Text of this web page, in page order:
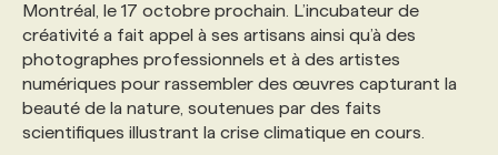
PRIX ET DISTINCTIONS
TENDANCES
GEO/SEO
ÉVÉNEMENTIEL
FAQ
ANNONCEZ AVEC NOUS
FORMATIONS PERSONNALISÉES
NOS FORMATEUR‧RICES
NOS TARIFS
NOS EXPERTISES
Montréal, le 17 octobre prochain. L’incubateur de
créativité a fait appel à ses artisans ainsi qu’à des
photographes professionnels et à des artistes
numériques pour rassembler des œuvres capturant la
beauté de la nature, soutenues par des faits
scientifiques illustrant la crise climatique en cours.